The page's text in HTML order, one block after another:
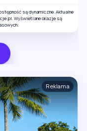
są dynamiczne. Aktualne
Wyświetlane okazje są
Reklama